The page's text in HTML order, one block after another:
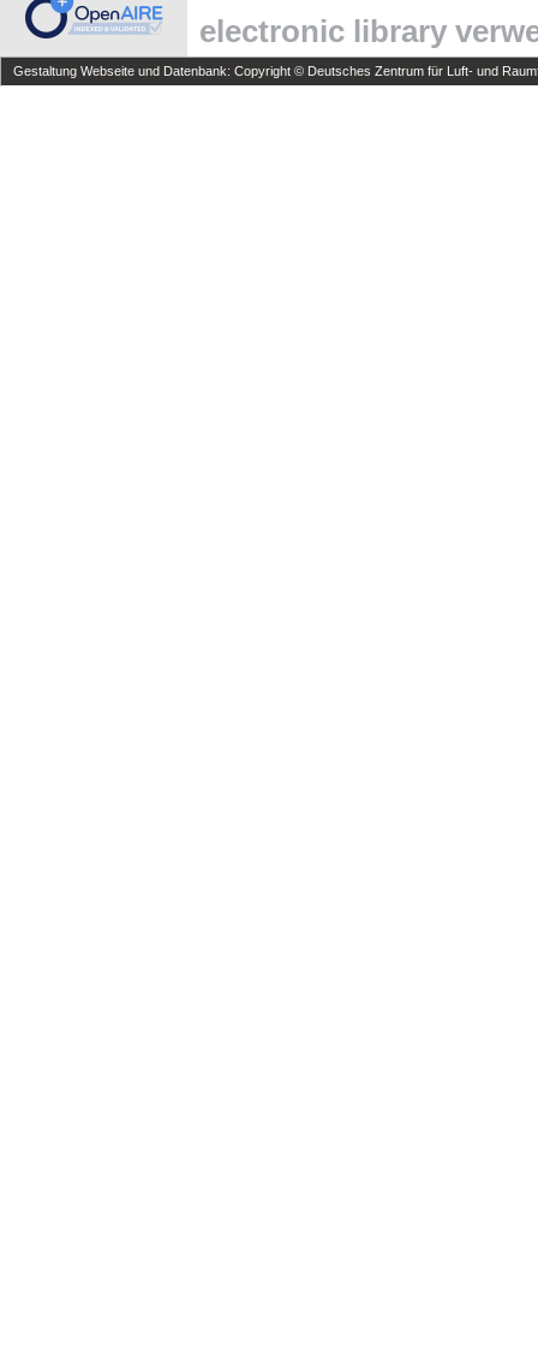
electronic library
Gestaltung Webseite und Datenbank: Copyright © Deutsches Zentrum für Luft- und